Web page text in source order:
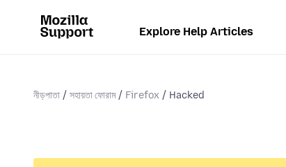
Explore Help Articles
নীড়পাতা সহায়তা ফোরাম Firefox Hacked